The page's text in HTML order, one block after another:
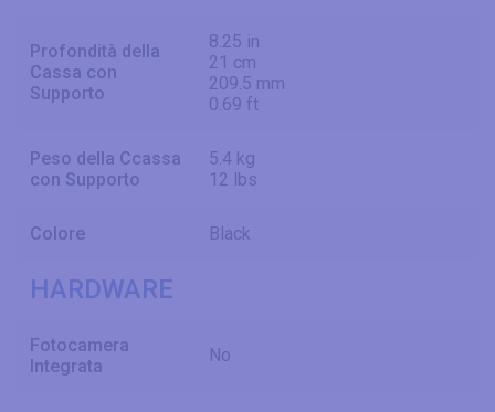
Profondità della
Cassa con
Supporto
8.25 in
21 cm
209.5 mm
0.69 ft
Peso della Ccassa
con Supporto
5.4 kg
12 lbs
Colore Black
HARDWARE
Fotocamera
Integrata
No